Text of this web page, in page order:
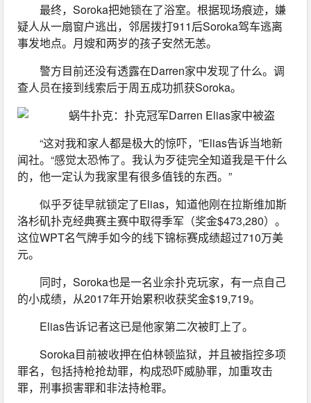
最终，Soroka把她锁在了浴室。根据现场痕迹，嫌
疑人从一扇窗户逃出，邻居拨打911后Soroka驾车逃离
事发地点。月嫂和两岁的孩子安然无恙。
警方目前还没有透露在Darren家中发现了什么。调
查人员在接到线索后于周五成功抓获Soroka。
“这对我和家人都是极大的惊吓，”Elias告诉当地新
闻社。“感觉太恐怖了。我认为歹徒完全知道我是干什么
的，他一定认为我家里有很多值钱的东西。”
似乎歹徒早就锁定了Elias，知道他刚在拉斯维加斯
洛杉矶扑克经典赛主赛中取得季军（奖金$473,280）。
这位WPT名气牌手如今的线下锦标赛成绩超过710万美
元。
同时，Soroka也是一名业余扑克玩家，有一点自己
的小成绩，从2017年开始累积收获奖金$19,719。
Elias告诉记者这已是他家第二次被盯上了。
Soroka目前被收押在伯林顿监狱，并且被指控多项
罪名，包括持枪抢劫罪，构成恐吓威胁罪，加重攻击
罪，刑事损害罪和非法持枪罪。